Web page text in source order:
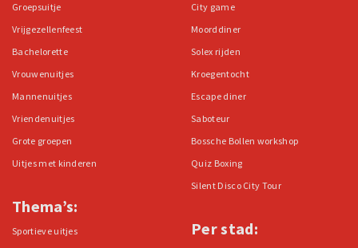
Groepsuitje
Vrijgezellenfeest
Bachelorette
Vrouwenuitjes
Mannenuitjes
Vriendenuitjes
Grote groepen
Uitjes met kinderen
Thema’s:
Sportieve uitjes
City game
Moorddiner
Solex rijden
Kroegentocht
Escape diner
Saboteur
Bossche Bollen workshop
Quiz Boxing
Silent Disco City Tour
Per stad: